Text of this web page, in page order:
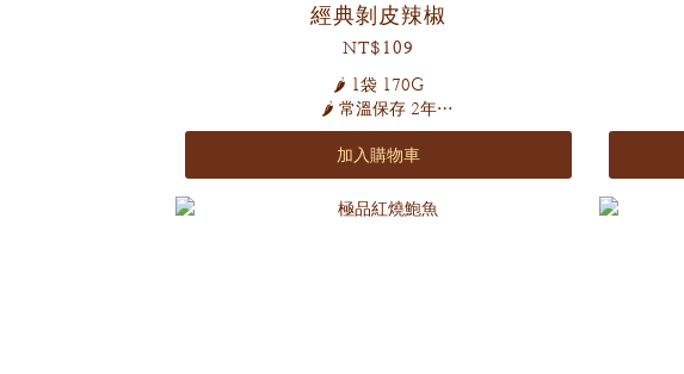
經典剝皮辣椒
NT$109
🌶️ 1袋 170G
🌶️ 常溫保存 2年
🌶️ 全素
獨家採用獨立式小包裝
不含防腐劑、化學色素
加入購物車